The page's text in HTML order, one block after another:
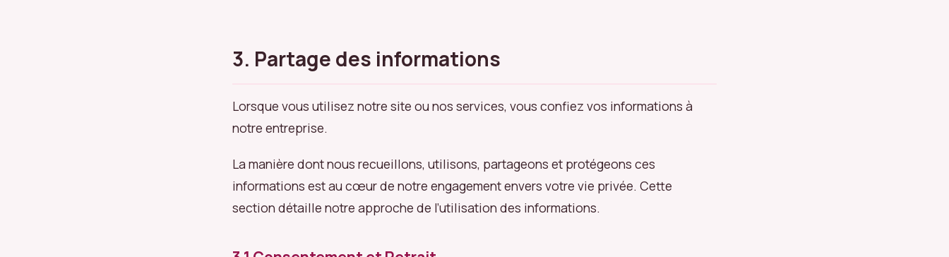
3. Partage des informations
Lorsque vous utilisez notre site ou nos services, vous confiez vos informations à
notre entreprise.
La manière dont nous recueillons, utilisons, partageons et protégeons ces
informations est au cœur de notre engagement envers votre vie privée. Cette
section détaille notre approche de l’utilisation des informations.